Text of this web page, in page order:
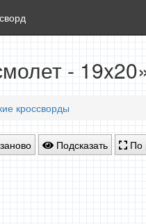
-
кроссворды
Подсказать По